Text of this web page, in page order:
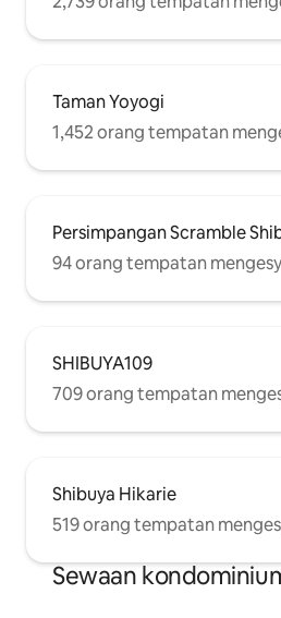
Isetan Shinjuku Don Quijote,
Shinjuku Korea Town (Shin-
Taman Yoyogi
1,452 orang tempatan
Persimpangan Scramble
94 orang tempatan
SHIBUYA109
709 orang tempatan
Shibuya Hikarie
519 orang tempatan
Sewaan